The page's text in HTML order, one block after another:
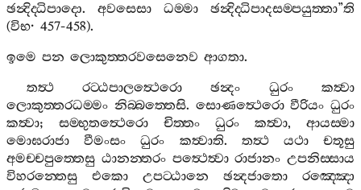
ඡන්‍දිද‍්ධිපාදො. අවසෙසා ධම‍්මා ඡන්‍දිද‍්ධිපාදසම‍්පයුත‍්තා”ති
(විභ· 457-458).
ඉමෙ පන ලොකුත‍්තරවසෙනෙව ආගතා.
තත්‍ථ
රට‍්ඨපාලත්‍ථෙරො ඡන්‍දං ධුරං
කත්‍වා
ලොකුත‍්තරධම‍්මං නිබ‍්බත‍්තෙසි. සොණත්‍ථෙරො වීරියං ධුරං
කත්‍වා; සම‍්භුතත්‍ථෙරො චිත‍්තං ධුරං කත්‍වා, ආයස‍්මා
මොඝරාජා
වීමංසං ධුරං කත්‍වාති. තත්‍ථ යථා
චතූසු
අමච‍්චපුත‍්තෙසු ඨානන‍්තරං පත්‍ථෙත්‍වා රාජානං උපනිස‍්සාය
විහරන‍්තෙසු
එකො උපට‍්ඨානෙ ඡන්‍දජාතො
රඤ‍්ඤො